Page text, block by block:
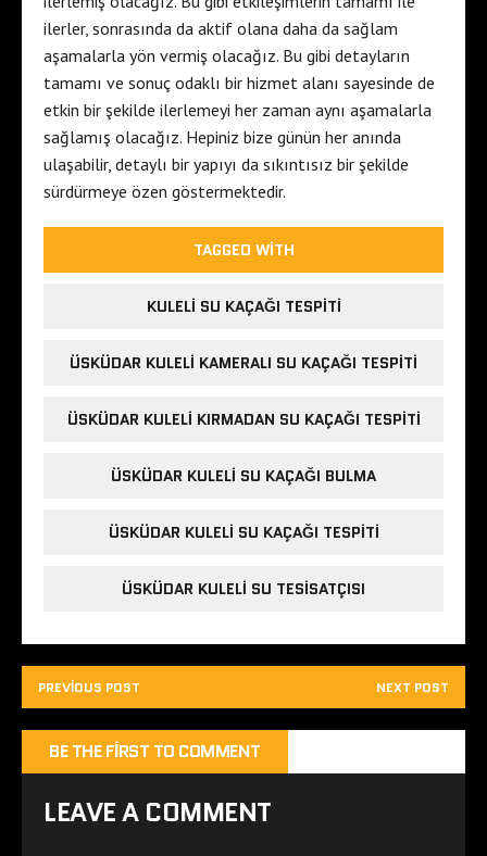
ilerler, sonrasında da aktif olana daha da sağlam
aşamalarla yön vermiş olacağız. Bu gibi detayların
tamamı ve sonuç odaklı bir hizmet alanı sayesinde de
etkin bir şekilde ilerlemeyi her zaman aynı aşamalarla
sağlamış olacağız. Hepiniz bize günün her anında
ulaşabilir, detaylı bir yapıyı da sıkıntısız bir şekilde
sürdürmeye özen göstermektedir.
TAGGED WITH
KULELI SU KAÇAĞI TESPITI
ÜSKÜDAR KULELI KAMERALI SU KAÇAĞI TESPITI
ÜSKÜDAR KULELI KIRMADAN SU KAÇAĞI TESPITI
ÜSKÜDAR KULELI SU KAÇAĞI BULMA
ÜSKÜDAR KULELI SU KAÇAĞI TESPITI
ÜSKÜDAR KULELI SU TESISATÇISI
PREVIOUS POST NEXT POST
BE THE FIRST TO COMMENT
LEAVE A COMMENT